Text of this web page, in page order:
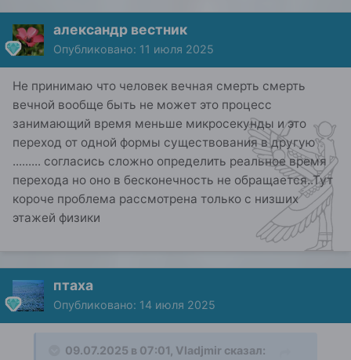
александр вестник
Опубликовано: 11 июля 2025
Не принимаю что человек вечная смерть смерть
вечной вообще быть не может это процесс
занимающий время меньше микросекунды и это
переход от одной формы существования в другую
......... согласись сложно определить реальное время
перехода но оно в бесконечность не обращается..Тут
короче проблема рассмотрена только с низших
этажей физики
птаха
Опубликовано: 14 июля 2025
09.07.2025 в 07:01, Vladjmir сказал: